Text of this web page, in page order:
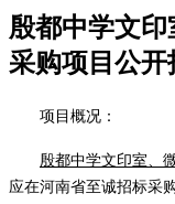
殷都中学文
采购项目公开
项目概况：
殷都中学文印室、
应在河南省至诚招标采